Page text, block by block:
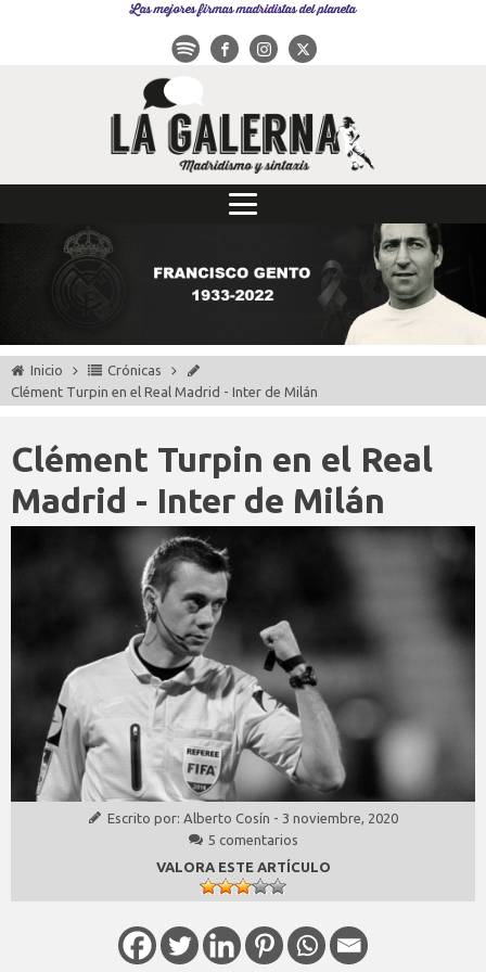
Las mejores firmas madridistas del planeta
Inicio
Crónicas
Clément Turpin en el Real Madrid - Inter de Milán
Clément Turpin en el Real
Madrid - Inter de Milán
Escrito por: Alberto Cosín - 3 noviembre, 2020
5 comentarios
VALORA ESTE ARTÍCULO